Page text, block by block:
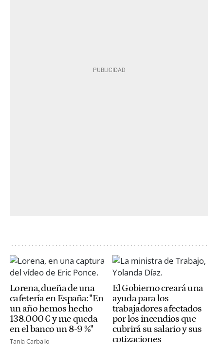
Lorena, dueña de una
cafetería en España: "En
un año hemos hecho
138.000 € y me queda
en el banco un 8-9 %"
Tania Carballo
El Gobierno creará una
ayuda para los
trabajadores afectados
por los incendios que
cubrirá su salario y sus
cotizaciones